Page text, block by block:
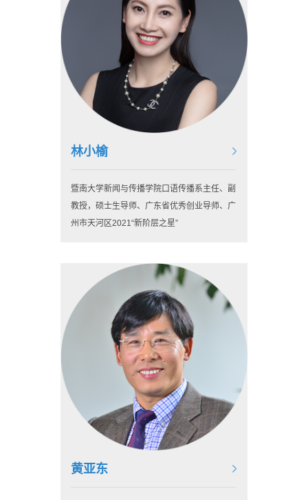
林小榆
暨南大学新闻与传播学院口语传播系主任、副
教授，硕士生导师、广东省优秀创业导师、广
州市天河区2021“新阶层之星”
黄亚东